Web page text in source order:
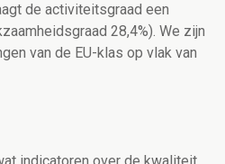
de activiteitsgraad een
28,4%). We zijn
van de EU-klas op vlak van